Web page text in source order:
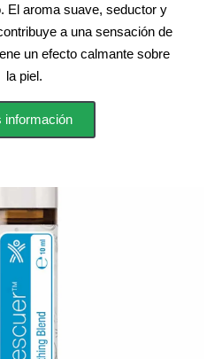
El aroma suave, seductor y
a una sensación de
un efecto calmante sobre
la piel.
información